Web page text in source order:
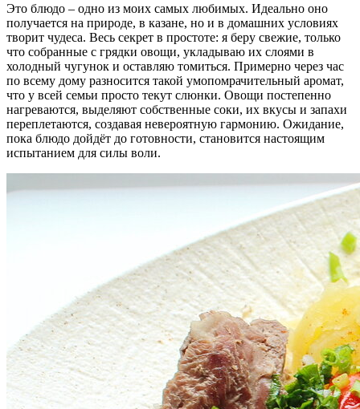
Это блюдо – одно из моих самых любимых. Идеально оно
получается на природе, в казане, но и в домашних условиях
творит чудеса. Весь секрет в простоте: я беру свежие, только
что собранные с грядки овощи, укладываю их слоями в
холодный чугунок и оставляю томиться. Примерно через час
по всему дому разносится такой умопомрачительный аромат,
что у всей семьи просто текут слюнки. Овощи постепенно
нагреваются, выделяют собственные соки, их вкусы и запахи
переплетаются, создавая невероятную гармонию. Ожидание,
пока блюдо дойдёт до готовности, становится настоящим
испытанием для силы воли.